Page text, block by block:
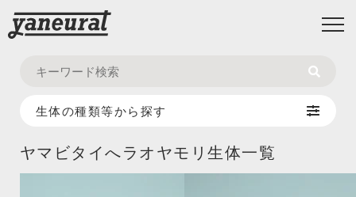
ヤマビタイへラオヤモリ生体一覧
生体の種類等から探す